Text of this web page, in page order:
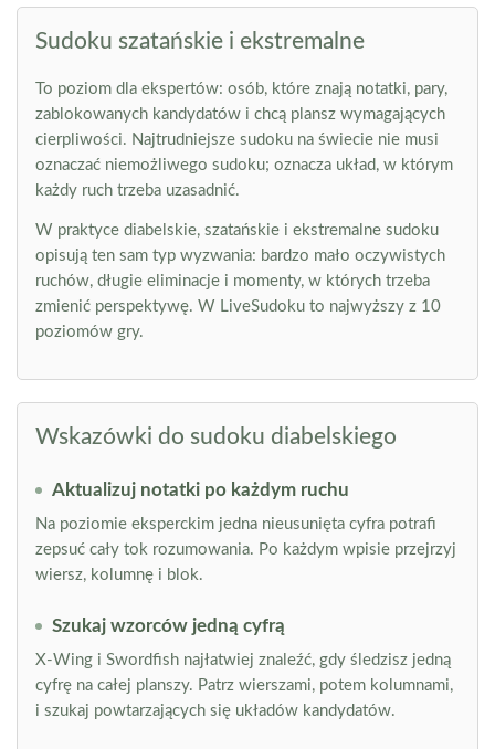
Sudoku szatańskie i ekstremalne
To poziom dla ekspertów: osób, które znają notatki, pary,
zablokowanych kandydatów i chcą plansz wymagających
cierpliwości. Najtrudniejsze sudoku na świecie nie musi
oznaczać niemożliwego sudoku; oznacza układ, w którym
każdy ruch trzeba uzasadnić.
W praktyce diabelskie, szatańskie i ekstremalne sudoku
opisują ten sam typ wyzwania: bardzo mało oczywistych
ruchów, długie eliminacje i momenty, w których trzeba
zmienić perspektywę. W LiveSudoku to najwyższy z 10
poziomów gry.
Wskazówki do sudoku diabelskiego
Aktualizuj notatki po każdym ruchu
Na poziomie eksperckim jedna nieusunięta cyfra potrafi
zepsuć cały tok rozumowania. Po każdym wpisie przejrzyj
wiersz, kolumnę i blok.
Szukaj wzorców jedną cyfrą
X-Wing i Swordfish najłatwiej znaleźć, gdy śledzisz jedną
cyfrę na całej planszy. Patrz wierszami, potem kolumnami,
i szukaj powtarzających się układów kandydatów.